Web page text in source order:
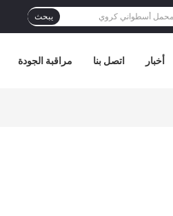
يبحث
مراقبة الجودة اتصل بنا أخبار